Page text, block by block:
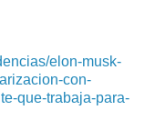
elon-musk-
con-
que-trabaja-para-